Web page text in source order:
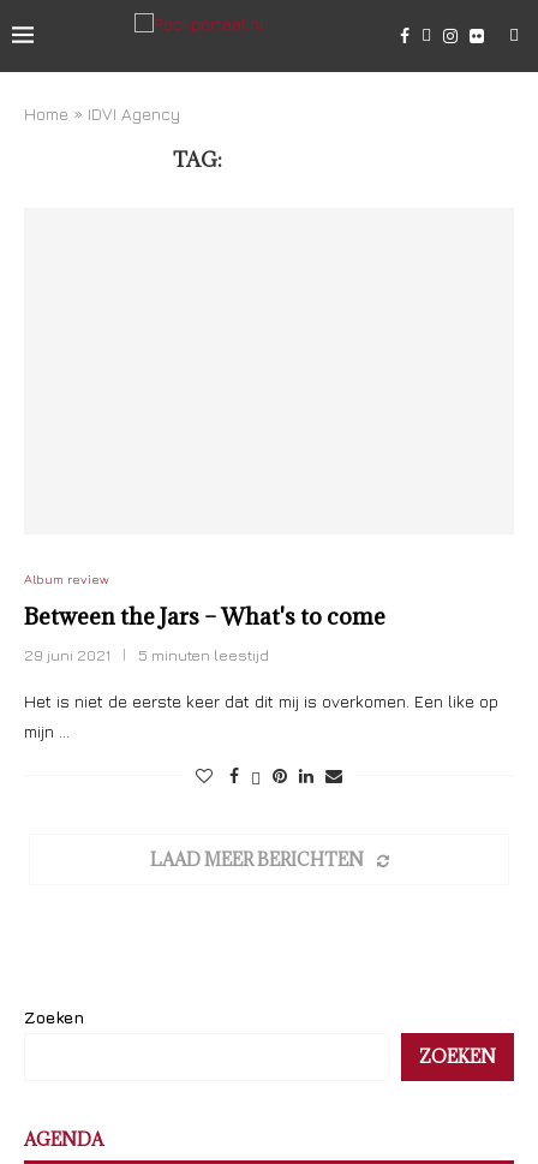
Home » IDVI Agency
TAG:
Album review
Between the Jars – What's to come
29 juni 2021 5 minuten leestijd
Het is niet de eerste keer dat dit mij is overkomen. Een like op
mijn …
LAAD MEER BERICHTEN
Zoeken
ZOEKEN
AGENDA